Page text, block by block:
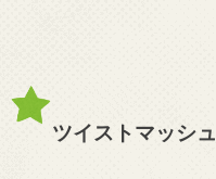
ツイストマッシュ